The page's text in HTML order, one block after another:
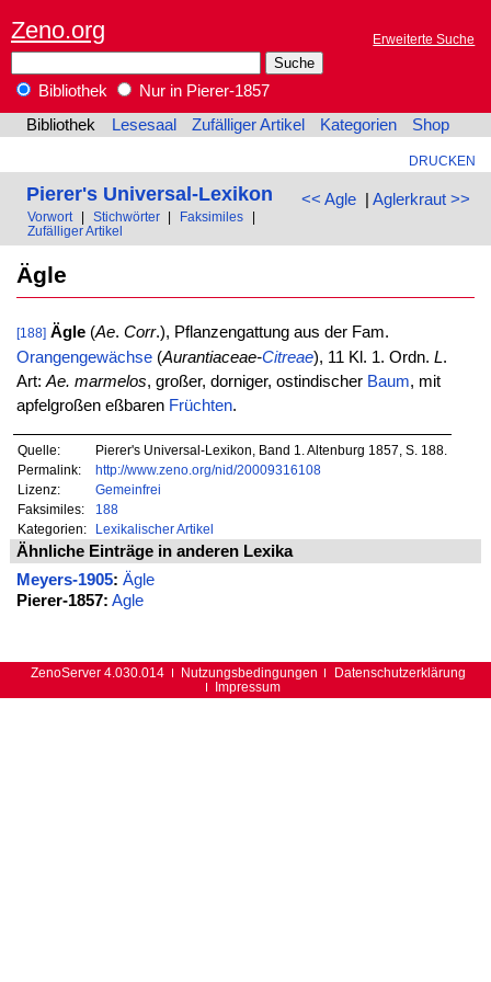
Zeno.org Erweiterte Suche
Bibliothek
Nur in Pierer-1857
Bibliothek
Lesesaal Zufälliger Artikel Kategorien Shop
DRUCKEN
<< Agle| Aglerkraut >>
Pierer's Universal-Lexikon
Vorwort Stichwörter Faksimiles
Zufälliger Artikel
Ägle
[188] Ägle(Ae. Corr.), Pflanzengattung aus der Fam.
Orangengewächse(Aurantiaceae-Citreae), 11 Kl. 1. Ordn. L.
Art:Ae. marmelos, großer, dorniger, ostindischer Baum, mit
apfelgroßen eßbaren Früchten.
Quelle:
Pierer's Universal-Lexikon, Band 1. Altenburg 1857, S. 188.
Permalink:
http://www.zeno.org/nid/20009316108
Lizenz:
Gemeinfrei
Faksimiles:
188
Kategorien:
Lexikalischer Artikel
Ähnliche Einträge in anderen Lexika
Meyers-1905: Ägle
Pierer-1857: Agle
ZenoServer 4.030.014 Nutzungsbedingungen
Datenschutzerklärung
Impressum